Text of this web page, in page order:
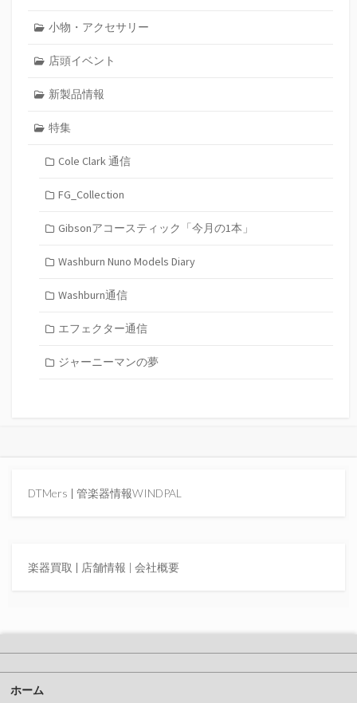
小物・アクセサリー
店頭イベント
新製品情報
特集
Cole Clark 通信
FG_Collection
Gibsonアコースティック「今月の1本」
Washburn Nuno Models Diary
Washburn通信
エフェクター通信
ジャーニーマンの夢
DTMers | 管楽器情報WINDPAL
楽器買取 | 店舗情報 | 会社概要
ホーム